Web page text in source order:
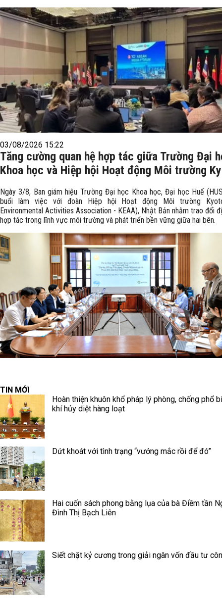
03/08/2026 15:22
Tăng cường quan hệ hợp tác giữa Trường Đại
Khoa học và Hiệp hội Hoạt động Môi trường
Ngày 3/8, Ban giám hiệu Trường Đại học Khoa học, Đại học Huế
buổi làm việc với đoàn Hiệp hội Hoạt động Môi trường
Environmental Activities Association - KEAA), Nhật Bản nhằm trao đổi
hợp tác trong lĩnh vực môi trường và phát triển bền vững giữa hai bên.
TIN MỚI
Hoàn thiện khuôn khổ pháp lý phòng, chống phổ
khí hủy diệt hàng loạt
Dứt khoát với tình trạng “vướng mắc rồi để đó”
Hai cuốn sách phong bằng lụa của bà Điềm tần
Đình Thị Bạch Liên
Siết chặt kỷ cương trong giải ngân vốn đầu tư